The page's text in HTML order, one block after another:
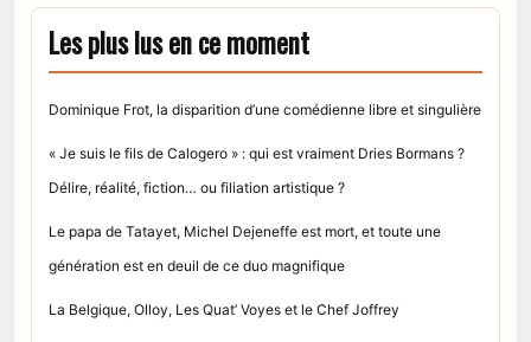
Les plus lus en ce moment
Dominique Frot, la disparition d’une comédienne libre et singulière
« Je suis le fils de Calogero » : qui est vraiment Dries Bormans ?
Délire, réalité, fiction… ou filiation artistique ?
Le papa de Tatayet, Michel Dejeneffe est mort, et toute une
génération est en deuil de ce duo magnifique
La Belgique, Olloy, Les Quat’ Voyes et le Chef Joffrey